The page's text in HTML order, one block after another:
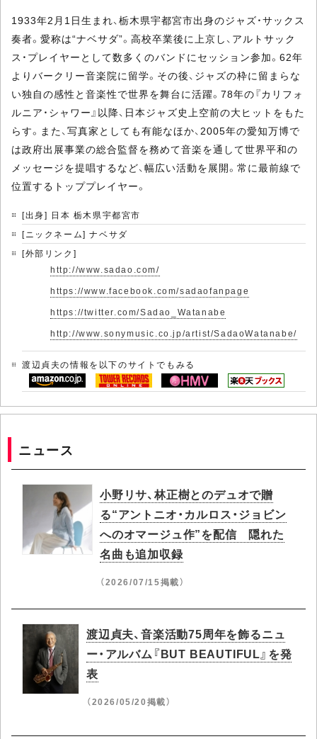
1933年2月1日生まれ、栃木県宇都宮市出身のジャズ・サックス
奏者。愛称は“ナベサダ”。高校卒業後に上京し、アルトサック
ス・プレイヤーとして数多くのバンドにセッション参加。62年
よりバークリー音楽院に留学。その後、ジャズの枠に留まらな
い独自の感性と音楽性で世界を舞台に活躍。78年の『カリフォ
ルニア・シャワー』以降、日本ジャズ史上空前の大ヒットをもた
らす。また、写真家としても有能なほか、2005年の愛知万博で
は政府出展事業の総合監督を務めて音楽を通して世界平和の
メッセージを提唱するなど、幅広い活動を展開。常に最前線で
位置するトッププレイヤー。
[出身] 日本 栃木県宇都宮市
[ニックネーム] ナベサダ
[外部リンク]
http://www.sadao.com/
https://www.facebook.com/sadaofanpage
https://twitter.com/Sadao_Watanabe
http://www.sonymusic.co.jp/artist/SadaoWatanabe/
渡辺貞夫の情報を以下のサイトでもみる
ニュース
小野リサ、林正樹とのデュオで贈
る“アントニオ・カルロス・ジョビン
へのオマージュ作”を配信 隠れた
名曲も追加収録
（2026/07/15掲載）
渡辺貞夫、音楽活動75周年を飾るニュ
ー・アルバム『BUT BEAUTIFUL』を発
表
（2026/05/20掲載）